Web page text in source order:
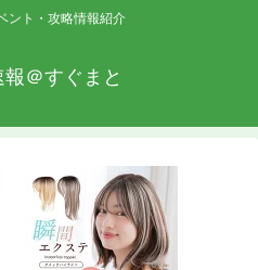
ント・攻略情報紹介
＠すぐまと